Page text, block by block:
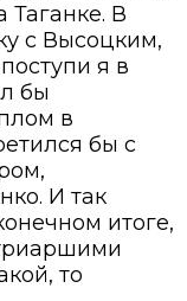
Таганке. В
с Высоцким,
я в
бы
в
бы с
И так
итоге,
то